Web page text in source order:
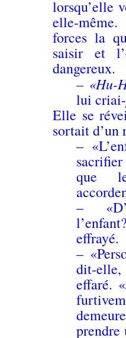
lorsqu’elle
elle-
forces la
saisir et
dangereux.
– «Hu-
lui
Elle se
sortait d’un
–
que
–
effrayé.
–
dit-
effaré.
prendre